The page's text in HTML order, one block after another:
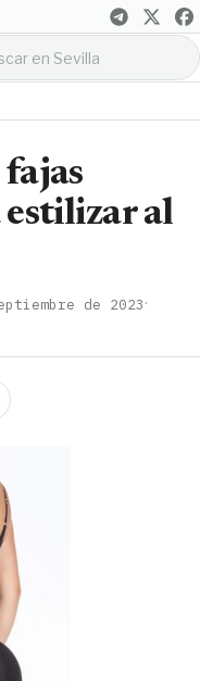
estilizar al
de 2023·